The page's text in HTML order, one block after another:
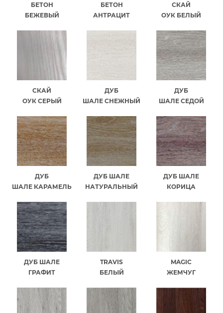
БЕТОН
БЕЖЕВЫЙ
БЕТОН
АНТРАЦИТ
СКАЙ
ОУК БЕЛЫЙ
СКАЙ
ОУК СЕРЫЙ
ДУБ
ШАЛЕ СНЕЖНЫЙ
ДУБ
ШАЛЕ СЕДОЙ
ДУБ
ШАЛЕ КАРАМЕЛЬ
ДУБ ШАЛЕ
НАТУРАЛЬНЫЙ
ДУБ ШАЛЕ
КОРИЦА
ДУБ ШАЛЕ
ГРАФИТ
TRAVIS
БЕЛЫЙ
MAGIC
ЖЕМЧУГ